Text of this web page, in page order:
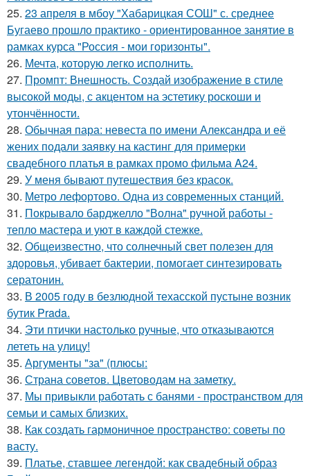
25. 23 апреля в мбоу "Хабарицкая СОШ" с. среднее
Бугаево прошло практико - ориентированное занятие в
рамках курса "Россия - мои горизонты".
26. Мечта, которую легко исполнить.
27. Промпт: Внешность. Создай изображение в стиле
высокой моды, с акцентом на эстетику роскоши и
утончённости.
28. Обычная пара: невеста по имени Александра и её
жених подали заявку на кастинг для примерки
свадебного платья в рамках промо фильма A24.
29. У меня бывают путешествия без красок.
30. Метро лефортово. Одна из современных станций.
31. Покрывало барджелло "Волна" ручной работы -
тепло мастера и уют в каждой стежке.
32. Общеизвестно, что солнечный свет полезен для
здоровья, убивает бактерии, помогает синтезировать
сератонин.
33. В 2005 году в безлюдной техасской пустыне возник
бутик Prada.
34. Эти птички настолько ручные, что отказываются
лететь на улицу!
35. Аргументы "за" (плюсы:
36. Страна советов. Цветоводам на заметку.
37. Мы привыкли работать с банями - пространством для
семьи и самых близких.
38. Как создать гармоничное пространство: советы по
васту.
39. Платье, ставшее легендой: как свадебный образ